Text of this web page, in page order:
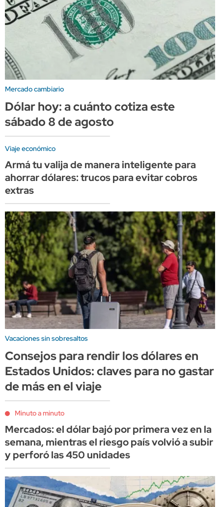
Mercado cambiario
Dólar hoy: a cuánto cotiza este
sábado 8 de agosto
Viaje económico
Armá tu valija de manera inteligente para
ahorrar dólares: trucos para evitar cobros
extras
Vacaciones sin sobresaltos
Consejos para rendir los dólares en
Estados Unidos: claves para no gastar
de más en el viaje
Minuto a minuto
Mercados: el dólar bajó por primera vez en la
semana, mientras el riesgo país volvió a subir
y perforó las 450 unidades